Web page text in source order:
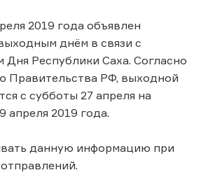
2019 года объявлен
днём в связи с
Дня Республики Саха. Согласно
Правительства РФ, выходной
с субботы 27 апреля на
апреля 2019 года.
данную информацию при